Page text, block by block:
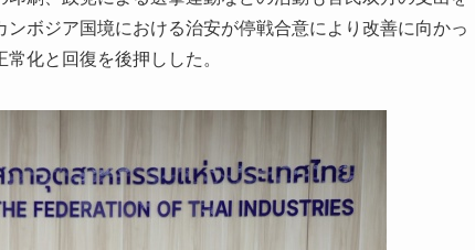
ボジア国境における治安が停戦合意により改善に向かっ
化と回復を後押しした。